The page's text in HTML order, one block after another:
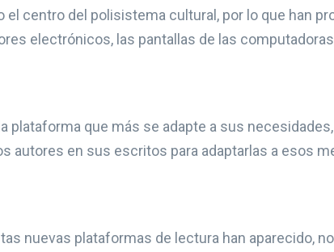
el centro del polisistema cultural, por lo que han
electrónicos, las pantallas de las
plataforma que más se adapte a sus
autores en sus escritos para adaptarlas a esos
nuevas plataformas de lectura han aparecido,